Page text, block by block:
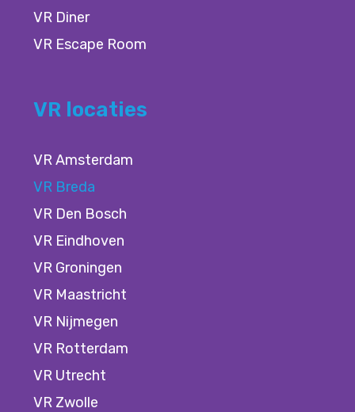
VR Diner
VR Escape Room
VR locaties
VR Amsterdam
VR Breda
VR Den Bosch
VR Eindhoven
VR Groningen
VR Maastricht
VR Nijmegen
VR Rotterdam
VR Utrecht
VR Zwolle